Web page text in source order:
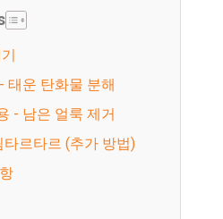
- 태운 탄화물 분해
- 남은 얼룩 제거
타르타르 (추가 방법)